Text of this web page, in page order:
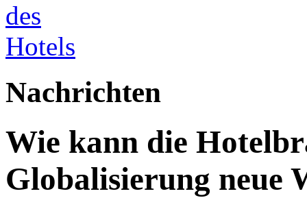
Nachrichten
Wie kann die
Globalisierung neue